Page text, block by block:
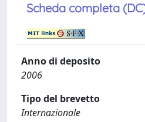
Scheda completa
Anno di deposito
2006
Tipo del brevetto
Internazionale